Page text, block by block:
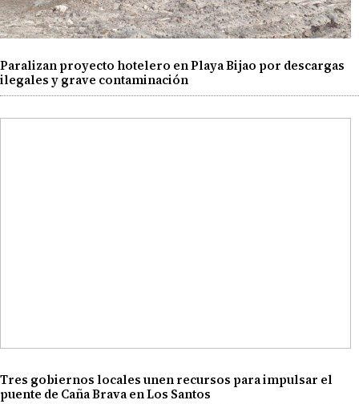
Paralizan proyecto hotelero en Playa Bijao por descargas
ilegales y grave contaminación
Tres gobiernos locales unen recursos para impulsar el
puente de Caña Brava en Los Santos